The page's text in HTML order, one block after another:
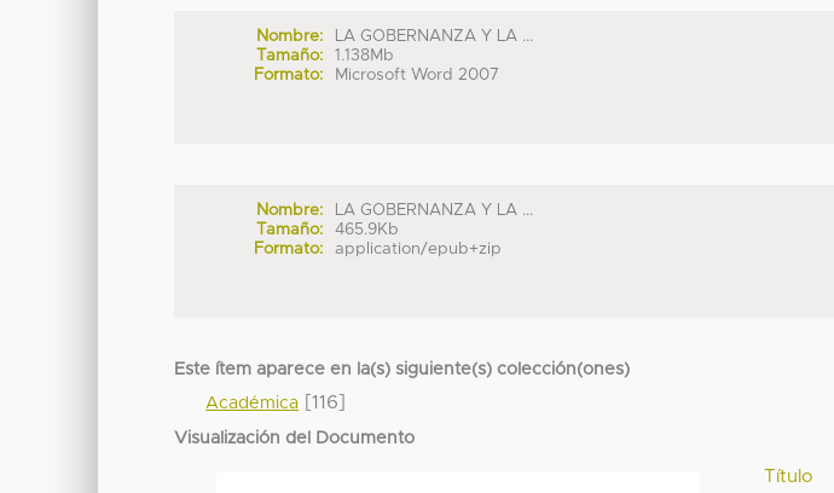
Nombre:
LA GOBERNANZA Y LA ...
Tamaño:
1.138Mb
Formato:
Microsoft Word 2007
Nombre:
LA GOBERNANZA Y LA ...
Tamaño:
465.9Kb
Formato:
application/epub+zip
Este ítem aparece en la(s) siguiente(s) colección(ones)
Académica [116]
Visualización del Documento
Título